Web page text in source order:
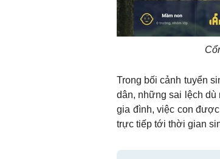
Trong bối cảnh tuyển
dân, những sai lệch
gia đình, việc con
trực tiếp tới thời gian